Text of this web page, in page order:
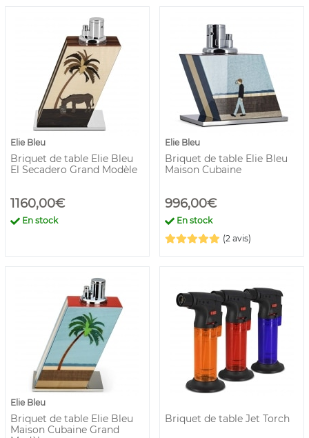
Elie Bleu
Briquet de table Elie Bleu
El Secadero Grand Modèle
1160,00€
En stock
Elie Bleu
Briquet de table Elie Bleu
Maison Cubaine
996,00€
En stock
(2 avis)
Elie Bleu
Briquet de table Elie Bleu
Maison Cubaine Grand
Briquet de table Jet Torch